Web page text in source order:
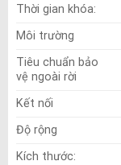
Thời gian khóa:
Môi trường
Tiêu chuẩn bảo
vệ ngoài rời
Kết nối
Độ rộng
Kích thước: